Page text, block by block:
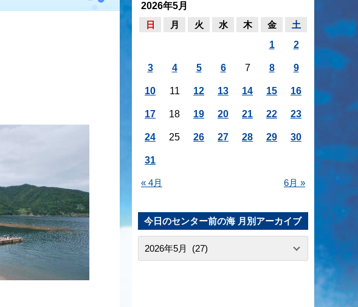
2026年5月
日
月 火 水 木 金 土
« 4月 6月 »
1 2
3 4 5 6 7 8 9
10 11 12 13 14 15 16
17 18 19 20 21 22 23
24 25 26 27 28 29 30
31
今日のセンター前の海 月別アーカイブ